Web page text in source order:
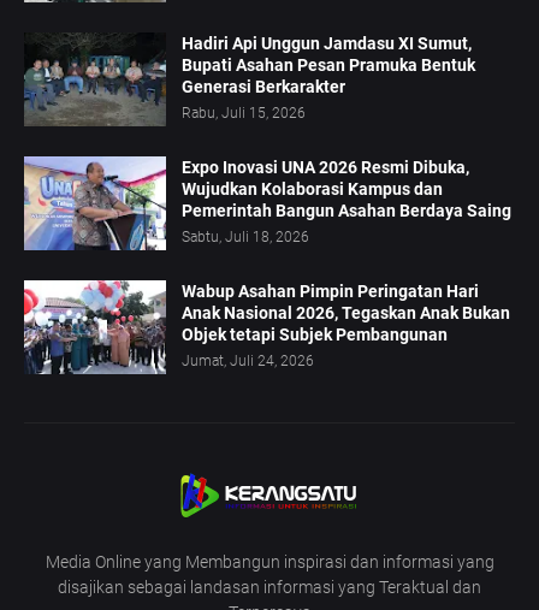
Hadiri Api Unggun Jamdasu XI Sumut,
Bupati Asahan Pesan Pramuka Bentuk
Generasi Berkarakter
Rabu, Juli 15, 2026
Expo Inovasi UNA 2026 Resmi Dibuka,
Wujudkan Kolaborasi Kampus dan
Pemerintah Bangun Asahan Berdaya Saing
Sabtu, Juli 18, 2026
Wabup Asahan Pimpin Peringatan Hari
Anak Nasional 2026, Tegaskan Anak Bukan
Objek tetapi Subjek Pembangunan
Jumat, Juli 24, 2026
Media Online yang Membangun inspirasi dan informasi yang
disajikan sebagai landasan informasi yang Teraktual dan